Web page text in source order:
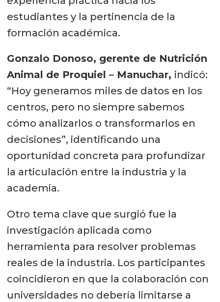
estudiantes y la pertinencia de la
formación académica.
Gonzalo Donoso, gerente de Nutrición
Animal de Proquiel – Manuchar, indicó:
“Hoy generamos miles de datos en los
centros, pero no siempre sabemos
cómo analizarlos o transformarlos en
decisiones”, identificando una
oportunidad concreta para profundizar
la articulación entre la industria y la
academia.
Otro tema clave que surgió fue la
investigación aplicada como
herramienta para resolver problemas
reales de la industria. Los participantes
coincidieron en que la colaboración con
universidades no debería limitarse a